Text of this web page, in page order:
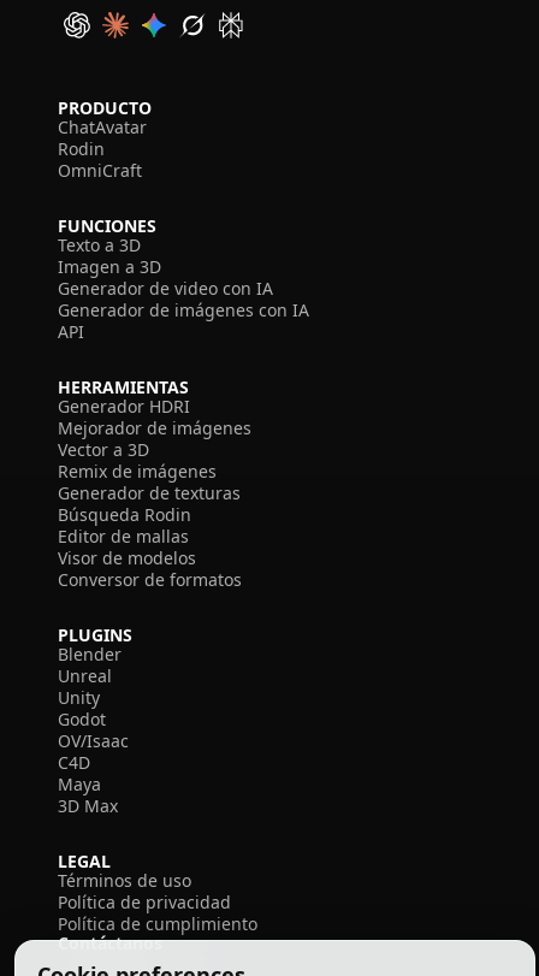
PRODUCTO
ChatAvatar
Rodin
OmniCraft
FUNCIONES
Texto a 3D
Imagen a 3D
Generador de video con IA
Generador de imágenes con IA
API
HERRAMIENTAS
Generador HDRI
Mejorador de imágenes
Vector a 3D
Remix de imágenes
Generador de texturas
Búsqueda Rodin
Editor de mallas
Visor de modelos
Conversor de formatos
PLUGINS
Blender
Unreal
Unity
Godot
OV/Isaac
C4D
Maya
3D Max
LEGAL
Términos de uso
Política de privacidad
Política de cumplimiento
Contáctanos